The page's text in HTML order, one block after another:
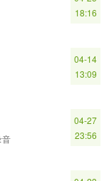
18:16
04-14
13:09
音
04-27
23:56